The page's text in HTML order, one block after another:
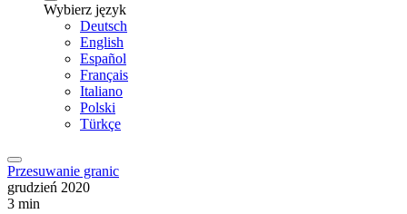
Wybierz język
Deutsch
English
Español
Français
Italiano
Polski
Türkçe
Przesuwanie granic
grudzień 2020
3 min